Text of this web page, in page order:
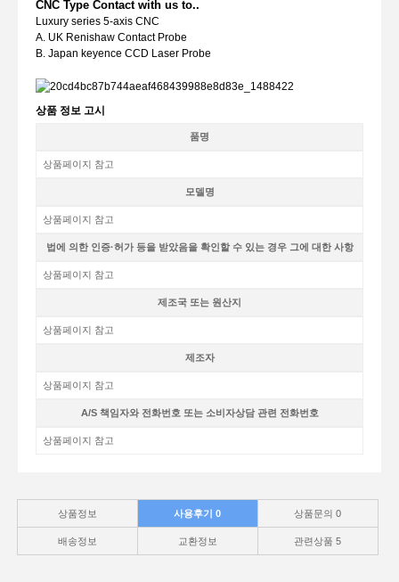
CNC Type Contact with us to..
Luxury series 5-axis CNC
A. UK Renishaw Contact Probe
B. Japan keyence CCD Laser Probe
상품 정보 고시
품명
상품페이지 참고
모델명
상품페이지 참고
법에 의한 인증·허가 등을 받았음을 확인할 수 있는 경우 그에 대한 사항
상품페이지 참고
제조국 또는 원산지
상품페이지 참고
제조자
상품페이지 참고
A/S 책임자와 전화번호 또는 소비자상담 관련 전화번호
상품페이지 참고
상품정보 사용후기0 상품문의0
배송정보 교환정보 관련상품5